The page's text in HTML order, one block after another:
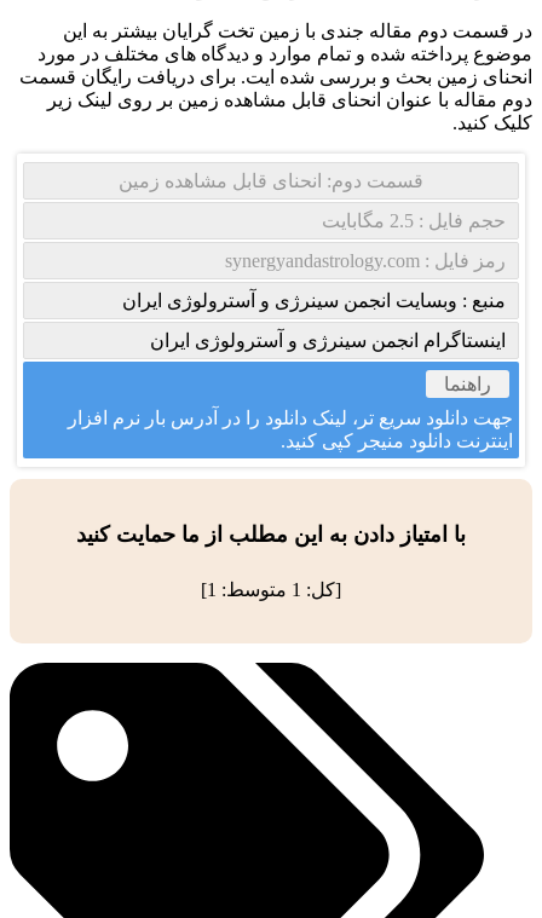
در قسمت دوم مقاله جندی با زمین تخت گرایان بیشتر به این
موضوع پرداخته شده و تمام موارد و دیدگاه های مختلف در مورد
انحنای زمین بحث و بررسی شده ایت. برای دریافت رایگان قسمت
دوم مقاله با عنوان انحنای قابل مشاهده زمین بر روی لینک زیر
کلیک کنید.
قسمت دوم: انحنای قابل مشاهده زمین
حجم فایل : 2.5 مگابایت
رمز فایل : synergyandastrology.com
منبع : وبسایت انجمن سینرژی و آسترولوژی ایران
اینستاگرام انجمن سینرژی و آسترولوژی ایران
راهنما
جهت دانلود سریع تر، لینک دانلود را در آدرس بار نرم افزار
اینترنت دانلود منیجر کپی کنید.
با امتیاز دادن به این مطلب از ما حمایت کنید
[کل: 1 متوسط: 1
]